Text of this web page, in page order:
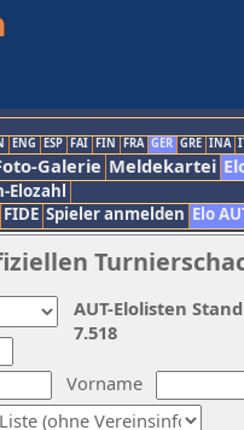
ENG ESP FAI FIN FRA GER GRE INA
Galerie Meldekartei
Elozahl
FIDE Spieler anmelden Elo
Vorname
AUT-Elolisten
7.518